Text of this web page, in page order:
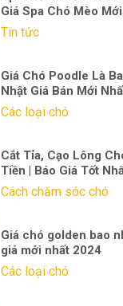
Giá Spa Chó Mèo
Tin tức
Giá Chó Poodle Là
Nhật Giá Bán Mới
Các loại chó
Cắt Tỉa, Cạo Lông
Tiền | Báo Giá Tốt
Cách chăm sóc chó
Giá chó golden bao
giá mới nhất 2024
Các loại chó